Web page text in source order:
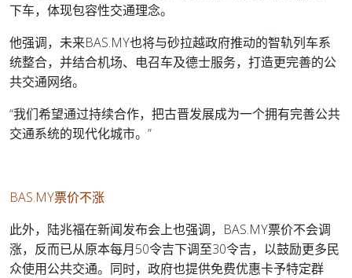
下车，体现包容性交通理念。
他强调，未来BAS.MY也将与砂拉越政府推动的智轨列车系
统整合，并结合机场、电召车及德士服务，打造更完善的公
共交通网络。
“我们希望通过持续合作，把古晋发展成为一个拥有完善公共
交通系统的现代化城市。”
BAS.MY票价不涨
此外，陆兆福在新闻发布会上也强调，BAS.MY票价不会调
涨，反而已从原本每月50令吉下调至30令吉，以鼓励更多民
众使用公共交通。同时，政府也提供免费优惠卡予特定群